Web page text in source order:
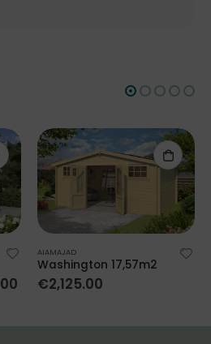
AIAMAJAD
Washington 17,57m2
€2,125.00